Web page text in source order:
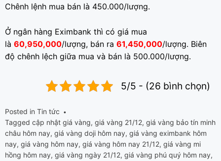
Chênh lệnh mua bán là 450.000/lượng.
Ở ngân hàng Eximbank thì có giá mua
là 60,950,000/lượng, bán ra 61,450,000/lượng. Biên
độ chênh lệch giữa mua và bán là 500.000/lượng.
5/5 - (26 bình chọn)
Posted in Tin tức
Tagged cập nhật giá vàng, giá vàng 21/12, giá vàng bảo tín minh
châu hôm nay, giá vàng doji hôm nay, giá vàng eximbank hôm
nay, giá vàng hôm nay, giá vàng hôm nay 21/12, giá vàng mi
hồng hôm nay, giá vàng ngày 21/12, giá vàng phú quý hôm nay,